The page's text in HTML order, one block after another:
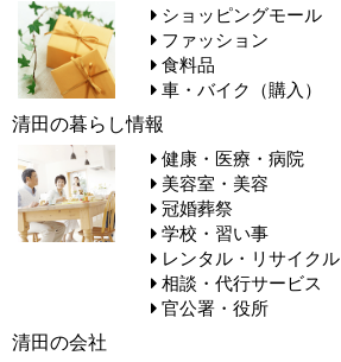
ショッピングモール
ファッション
食料品
車・バイク（購入）
清田の暮らし情報
健康・医療・病院
美容室・美容
冠婚葬祭
学校・習い事
レンタル・リサイクル
相談・代行サービス
官公署・役所
清田の会社